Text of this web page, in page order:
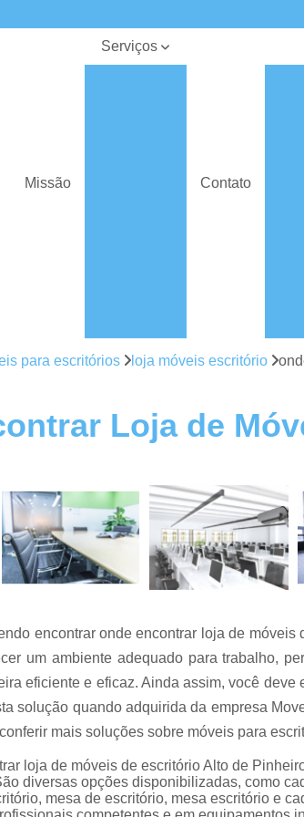
Missão
Serviços
Mesas de
reuniões
escritórios
Móveis para
escritórios
Reformas
de móveis
Contato
para escritórios loja móveis escritório
Loja de
encontrar onde encontrar loja de
um ambiente adequado para trabalho,
eficiente e eficaz. Ainda assim, você
solução quando adquirida da empresa
mais soluções sobre móveis para
loja de móveis de escritório Alto de
diversas opções disponibilizadas, como
mesa de escritório, mesa escritório e